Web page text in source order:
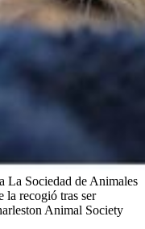
La Sociedad de Animales
la recogió tras ser
Animal Society